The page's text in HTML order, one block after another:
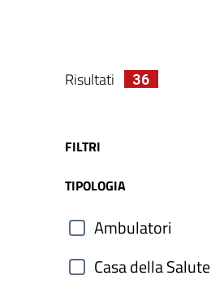
Risultati 36
FILTRI
TIPOLOGIA
Ambulatori
Casa della Salute